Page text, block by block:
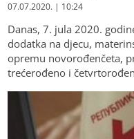
07.07.2020. | 10:24
Danas, 7. jula 2020.
dodatka na djecu,
opremu novorođenčeta,
trećerođeno i